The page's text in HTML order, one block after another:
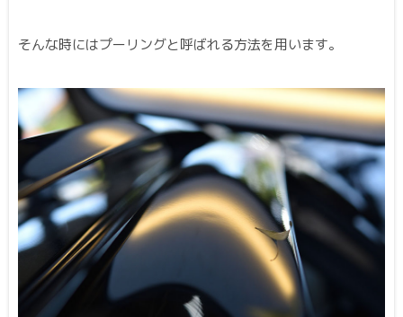
そんな時にはプーリングと呼ばれる方法を用います。